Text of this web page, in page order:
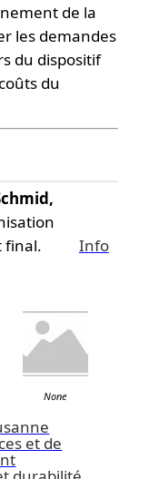
de la
les demandes
du dispositif
du
final.
Info
None
et de